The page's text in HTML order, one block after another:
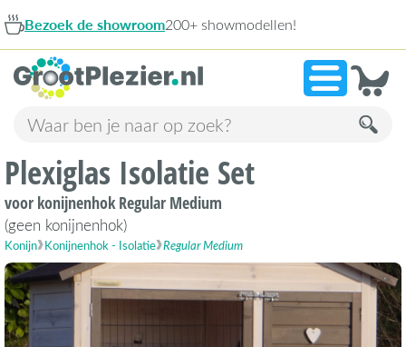
200+ showmodellen!
Plexiglas Isolatie Set
voor konijnenhok Regular Medium
(geen konijnenhok)
Konijn Konijnenhok - Isolatie Regular Medium